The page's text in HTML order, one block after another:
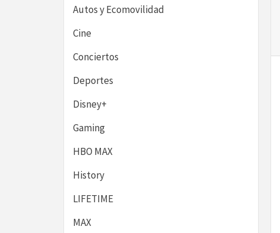
Autos y Ecomovilidad
Cine
Conciertos
Deportes
Disney+
Gaming
HBO MAX
History
LIFETIME
MAX